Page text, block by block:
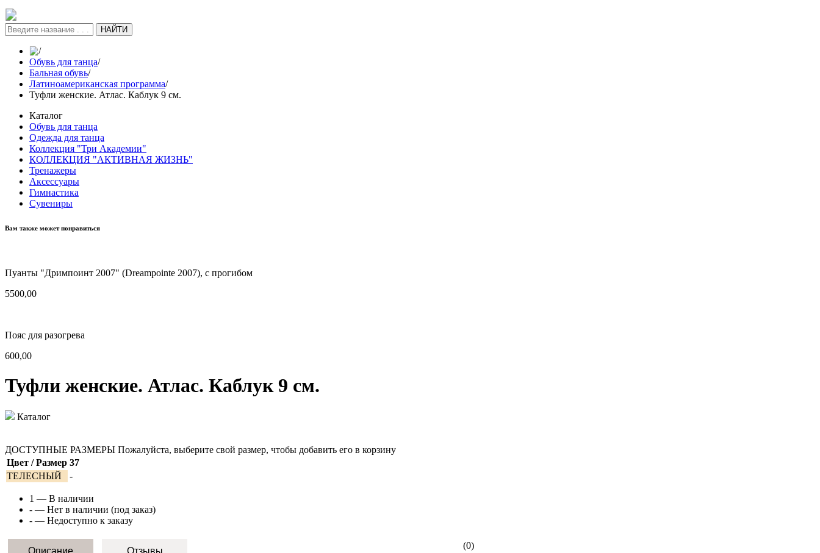
НАЙТИ
/
Обувь для танца/
Бальная обувь/
Латиноамериканская программа/
Туфли женские. Атлас. Каблук 9 см.
Каталог
Обувь для танца
Одежда для танца
Коллекция "Три Академии"
КОЛЛЕКЦИЯ "АКТИВНАЯ ЖИЗНЬ"
Тренажеры
Аксессуары
Гимнастика
Сувениры
Вам также может понравиться
Пуанты "Дримпоинт 2007" (Dreampointe 2007), с прогибом
5500,00
Пояс для разогрева
600,00
Туфли женские. Атлас. Каблук 9 см.
Каталог
ДОСТУПНЫЕ РАЗМЕРЫ Пожалуйста, выберите свой размер, чтобы добавить его в корзину
Цвет / Размер 37
ТЕЛЕСНЫЙ
-
1 — В наличии
- — Нет в наличии (под заказ)
- — Недоступно к заказу
(0)
Описание Отзывы